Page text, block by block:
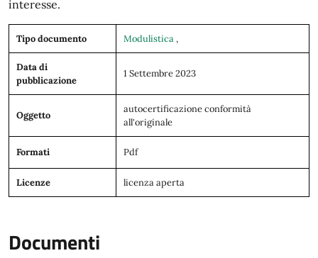
interesse.
Tipo documento Modulistica ,
Data di
pubblicazione
1 Settembre 2023
Oggetto
autocertificazione conformità
all'originale
Formati Pdf
Licenze licenza aperta
Documenti